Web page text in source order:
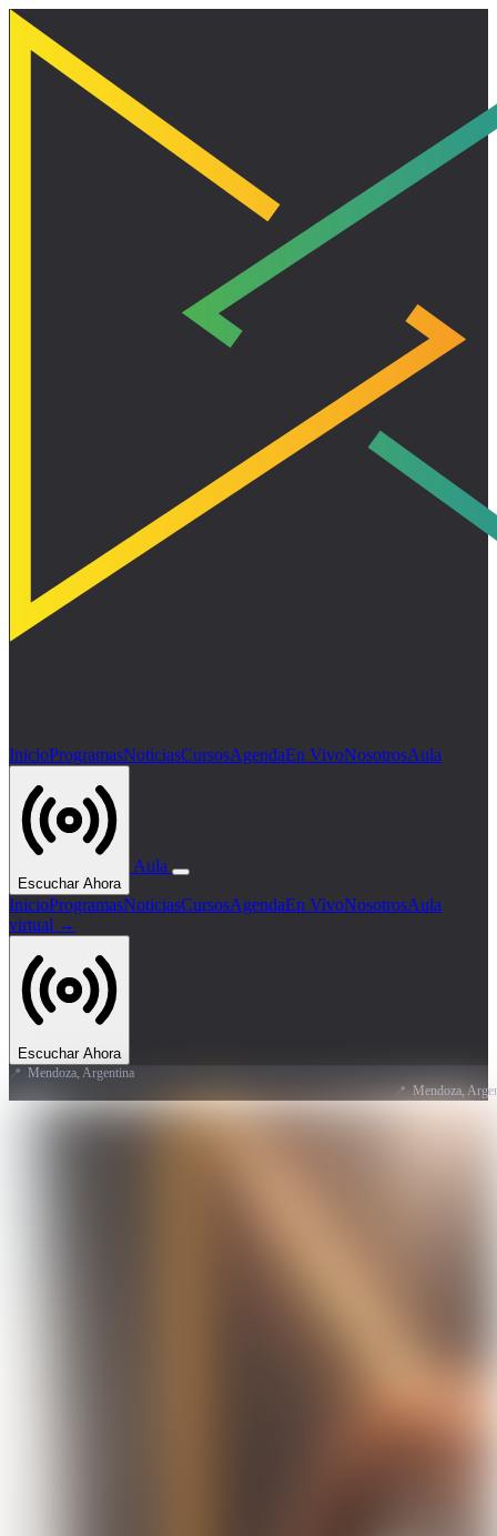
InicioProgramasNoticiasCursosAgendaEn VivoNosotrosAula
Escuchar Ahora
Aula
InicioProgramasNoticiasCursosAgendaEn VivoNosotrosAula
virtual →
Escuchar Ahora
📍 Mendoza, Argentina
Mendoza, Argentina